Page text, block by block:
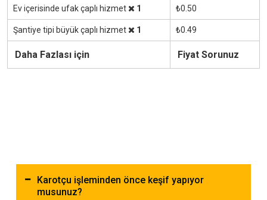
Ev içerisinde ufak çaplı hizmet 1 ₺0.50
Şantiye tipi büyük çaplı hizmet 1 ₺0.49
Daha Fazlası için Fiyat Sorunuz
Karotçu işleminden önce keşif yapıyor
musunuz?